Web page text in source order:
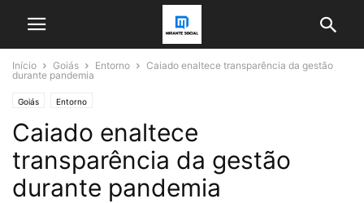
Início Goiás Entorno
Caiado enaltece transparência da gestão
durante pandemia
Goiás Entorno
Caiado enaltece
transparência da gestão
durante pandemia